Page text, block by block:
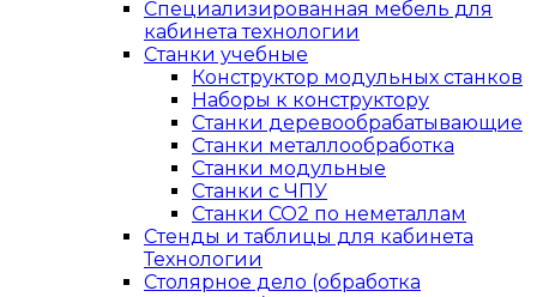
Специализированная мебель для
кабинета технологии
Станки учебные
Конструктор модульных станков
Наборы к конструктору
Станки деревообрабатывающие
Станки металлообработка
Станки модульные
Станки с ЧПУ
Станки СО2 по неметаллам
Стенды и таблицы для кабинета
Технологии
Столярное дело (обработка